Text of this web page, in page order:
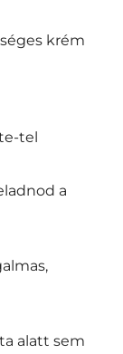
krém
tel
a
alatt sem